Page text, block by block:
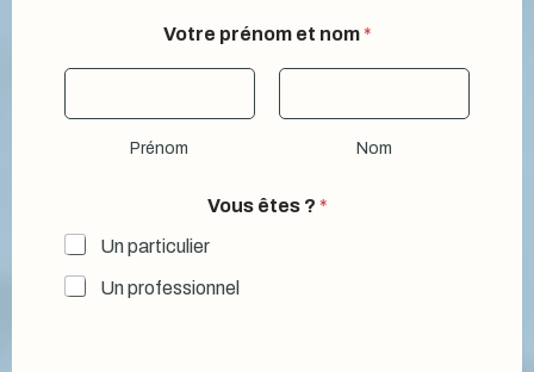
Votre prénom et nom *
Prénom Nom
o
Vous êtes ? *
Un particulier
Un professionnel